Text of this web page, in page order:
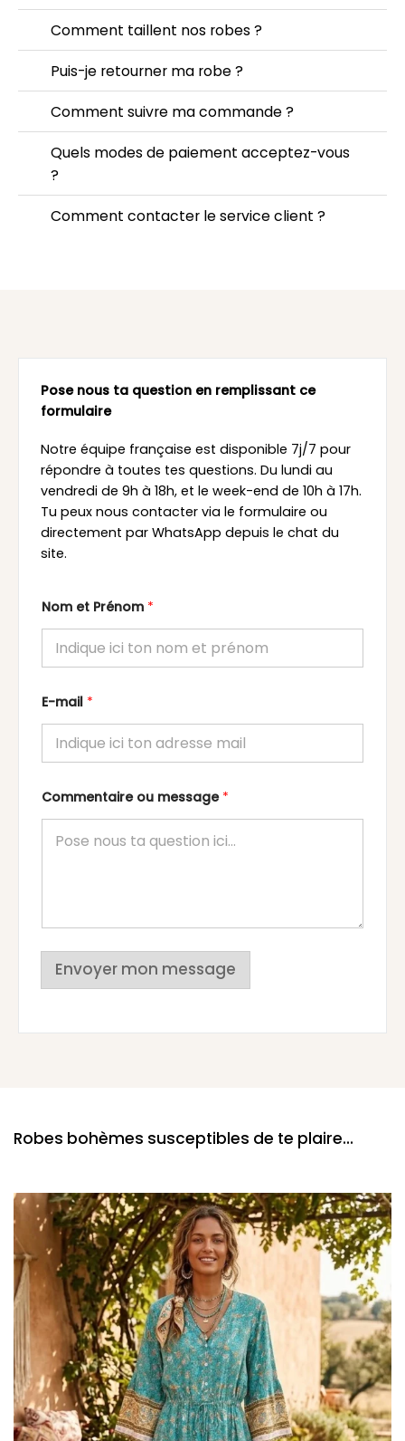
Comment taillent nos robes ?
Puis-je retourner ma robe ?
Comment suivre ma commande ?
Quels modes de paiement acceptez-vous
?
Comment contacter le service client ?
Pose nous ta question en remplissant ce
formulaire
Notre équipe française est disponible 7j/7 pour
répondre à toutes tes questions. Du lundi au
vendredi de 9h à 18h, et le week-end de 10h à 17h.
Tu peux nous contacter via le formulaire ou
directement par WhatsApp depuis le chat du
site.
Nom et Prénom *
E-mail *
Commentaire ou message *
Envoyer mon message
Robes bohèmes susceptibles de te plaire...